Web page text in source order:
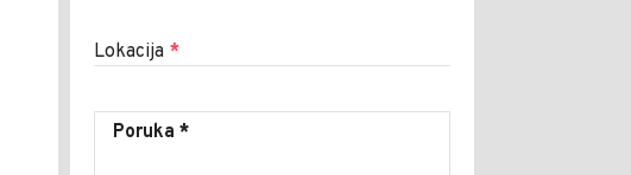
Lokacija *